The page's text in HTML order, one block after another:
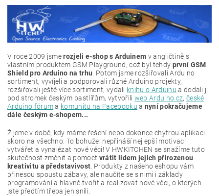
V roce 2009 jsmerozjeli e-shop s Arduinem v angličtině s
vlastním produktem GSM Playground, což byl tehdy první GSM
Shield pro Arduino na trhu. Potom jsme rozšiřovali Arduino
sortiment, vyvíjeli a podporovali různé Arduino projekty,
rozšiřovali ještě více sortiment, vydali knihu o Arduinu a dodali ji
pod stromek českým bastlířům, vytvořili web Arduino.cz, české
Arduino fóruma komunitu na Facebooku a nyní pokračujeme
dále českým e-shopem...
Žijeme v době, kdy máme řešení nebo dokonce chytrou aplikaci
skoro na všechno. To bohužel nepřináší nejlepší motivaci
vytvářet a vynalézat nové věci! V HWKITCHEN se snažíme tuto
skutečnost změnit a pomoct vrátit lidem jejich přirozenou
kreativitu a představivost. Produkty z našeho eshopu vám
přinesou spoustu zábavy, ale naučíte se s nimi i základy
programování a hlavně tvořit a realizovat nové věci, o kterých
jste předtím třeba jen snili.